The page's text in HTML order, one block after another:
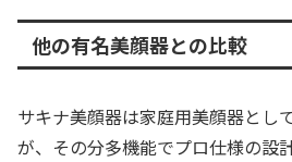
他の有名美顔器との比較
サキナ美顔器は家庭用美顔器とし
が、その分多機能でプロ仕様の設